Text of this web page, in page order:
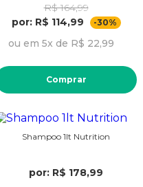
R$ 164,99
por: R$ 114,99
-30%
ou em 5x de R$ 22,99
Comprar
Shampoo 1lt Nutrition
por: R$ 178,99